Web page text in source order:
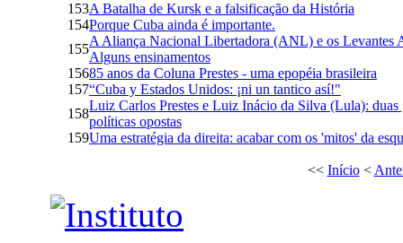
153A Batalha de Kursk e a falsificação da História
154Porque Cuba ainda é importante.
155
A Aliança Nacional Libertadora (ANL) e os Levantes
Alguns ensinamentos
15685 anos da Coluna Prestes - uma epopéia brasileira
157“Cuba y Estados Unidos: ¡ni un tantico así!"
158
Luiz Carlos Prestes e Luiz Inácio da Silva (Lula): duas
políticas opostas
159Uma estratégia da direita: acabar com os 'mitos' da
<< Início<